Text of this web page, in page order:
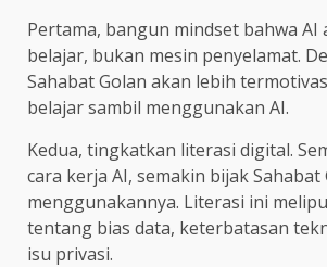
Pertama, bangun mindset bahwa
belajar, bukan mesin penyelamat.
Sahabat Golan akan lebih
belajar sambil menggunakan AI.
Kedua, tingkatkan literasi digital.
cara kerja AI, semakin bijak Sahabat
menggunakannya. Literasi ini
tentang bias data, keterbatasan
isu privasi.